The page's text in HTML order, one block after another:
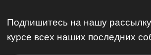
Подпишитесь на нашу
курсе всех наших последних